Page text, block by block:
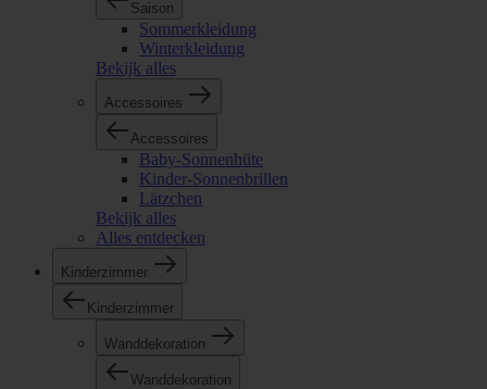
Saison
Sommerkleidung
Winterkleidung
Bekijk alles
Accessoires
Accessoires
Baby-Sonnenhüte
Kinder-Sonnenbrillen
Lätzchen
Bekijk alles
Alles entdecken
Kinderzimmer
Kinderzimmer
Wanddekoration
Wanddekoration